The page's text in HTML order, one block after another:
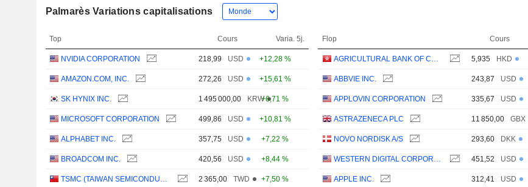
Palmarès Variations capitalisations
Top Cours Varia. 5j.
NVIDIA CORPORATION 218,99 USD +12,28 %
AMAZON.COM, INC. 272,26 USD +15,61 %
SK HYNIX INC. 1 495 000,00 KRW+6,71 %
MICROSOFT CORPORATION 499,86 USD +10,81 %
ALPHABET INC. 357,75 USD +7,22 %
BROADCOM INC. 420,56 USD +8,44 %
2 365,00 TWD +7,50 %
Flop Cours
5,935 HKD
ABBVIE INC. 243,87 USD
APPLOVIN CORPORATION 335,67 USD
ASTRAZENECA PLC 11 850,00 GBX
NOVO NORDISK A/S 293,60 DKK
451,52 USD
APPLE INC. 312,41 USD